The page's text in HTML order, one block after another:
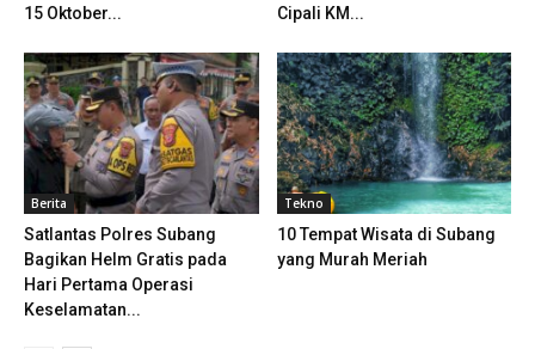
15 Oktober...
Cipali KM...
Berita
Satlantas Polres Subang
Bagikan Helm Gratis pada
Hari Pertama Operasi
Keselamatan...
Tekno
10 Tempat Wisata di Subang
yang Murah Meriah